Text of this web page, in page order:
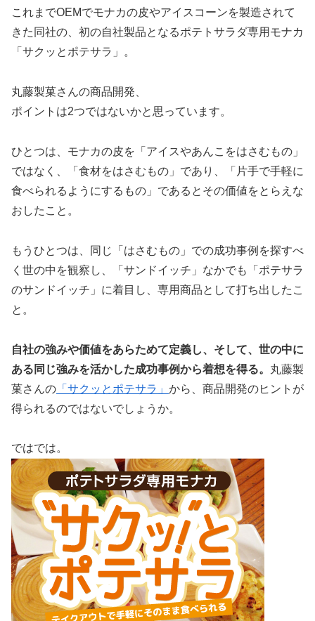
これまでOEMでモナカの皮やアイスコーンを製造されて
きた同社の、初の自社製品となるポテトサラダ専用モナカ
「サクッとポテサラ」。
丸藤製菓さんの商品開発、
ポイントは2つではないかと思っています。
ひとつは、モナカの皮を「アイスやあんこをはさむもの」
ではなく、「食材をはさむもの」であり、「片手で手軽に
食べられるようにするもの」であるとその価値をとらえな
おしたこと。
もうひとつは、同じ「はさむもの」での成功事例を探すべ
く世の中を観察し、「サンドイッチ」なかでも「ポテサラ
のサンドイッチ」に着目し、専用商品として打ち出したこ
と。
自社の強みや価値をあらためて定義し、そして、世の中に
ある同じ強みを活かした成功事例から着想を得る。 丸藤製
菓さんの 「サクッとポテサラ」 から、商品開発のヒントが
得られるのではないでしょうか。
ではでは。